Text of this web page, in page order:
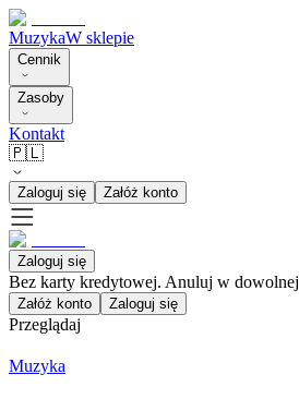
MuzykaW sklepie
Cennik
Zasoby
Kontakt
🇵🇱
Zaloguj się Załóż konto
Zaloguj się
Bez karty kredytowej. Anuluj w
Załóż konto Zaloguj się
Przeglądaj
Muzyka